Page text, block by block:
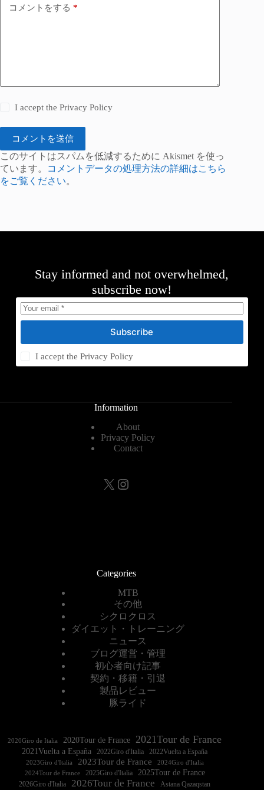
コメントをする *
I accept thePrivacy Policy
コメントを送信
このサイトはスパムを低減するために Akismet を使っ
ています。
コメントデータの処理方法の詳細はこちら
をご覧ください。
Stay informed and not overwhelmed,
subscribe now!
Subscribe
I accept thePrivacy Policy
Information
About
Privacy Policy
Contact
X Instagram
Categories
MTB
その他
シクロクロス
ダイエット・トレーニング
ニュース
ブログ運営・管理
初心者向け記事
契約・移籍・引退
製品レビュー
豚ライド
2020Giro de Italia 2020Tour de France 2021Tour de France
2021Vuelta a España 2022Vuelta a España
2023Giro d'Italia 2023Tour de France
2024Tour de France
2025Giro d'Italia 2025Tour de France
2026Giro d'Italia 2026Tour de France Astana Qazaqstan